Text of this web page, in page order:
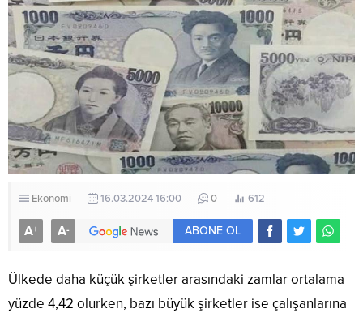
Ekonomi 16.03.2024 16:00 0 612
A+ A- ABONE OL
Ülkede daha küçük şirketler arasındaki zamlar ortalama
yüzde 4,42 olurken, bazı büyük şirketler ise çalışanlarına